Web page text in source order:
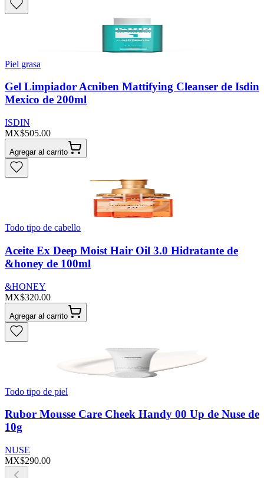
Piel grasa
Gel Limpiador Acniben Mattifying Cleanser de Isdin
Mexico de 200ml
ISDIN
MX$505.00
Agregar al carrito
Todo tipo de cabello
Aceite Ex Deep Moist Hair Oil 3.0 Hidratante de
&honey de 100ml
&HONEY
MX$320.00
Agregar al carrito
Todo tipo de piel
Rubor Mousse Care Cheek Handy 00 Up de Nuse de
10g
NUSE
MX$290.00